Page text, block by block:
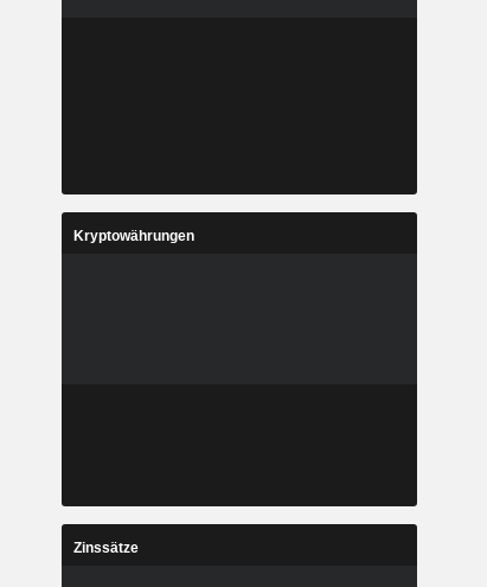
Kryptowährungen
Zinssätze